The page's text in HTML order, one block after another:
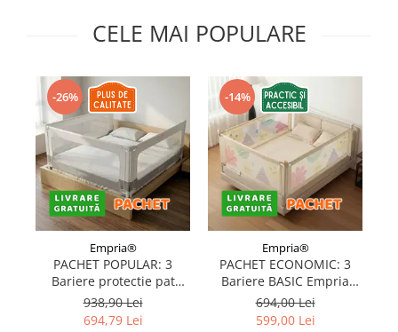
Protectii exterior
bebelusi
Echipament protectie bicicleta si
Accesorii auto copii
Haine & accesorii plaja
Haine plaja / inot
Palarii protectie UV
Accesorii plaja
Puericultura mare
CELE MAI POPULARE
-26%
Empria®
PACHET POPULAR: 3
Bariere protectie pat
copii, SELECT, 160x200
cm
938,90 Lei
694,79 Lei
-14%
Empria®
PACHET ECONOMIC: 3
Bariere BASIC Empria
protectie pat 160X200 cm
+ bara stabilizatoare
694,00 Lei
599,00 Lei